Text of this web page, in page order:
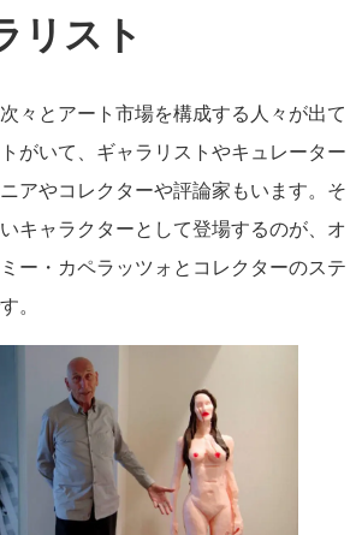
リスト
々とアート市場を構成する人々が出て
がいて、ギャラリストやキュレーター
アやコレクターや評論家もいます。そ
キャラクターとして登場するのが、オ
ー・カペラッツォとコレクターのステ
。